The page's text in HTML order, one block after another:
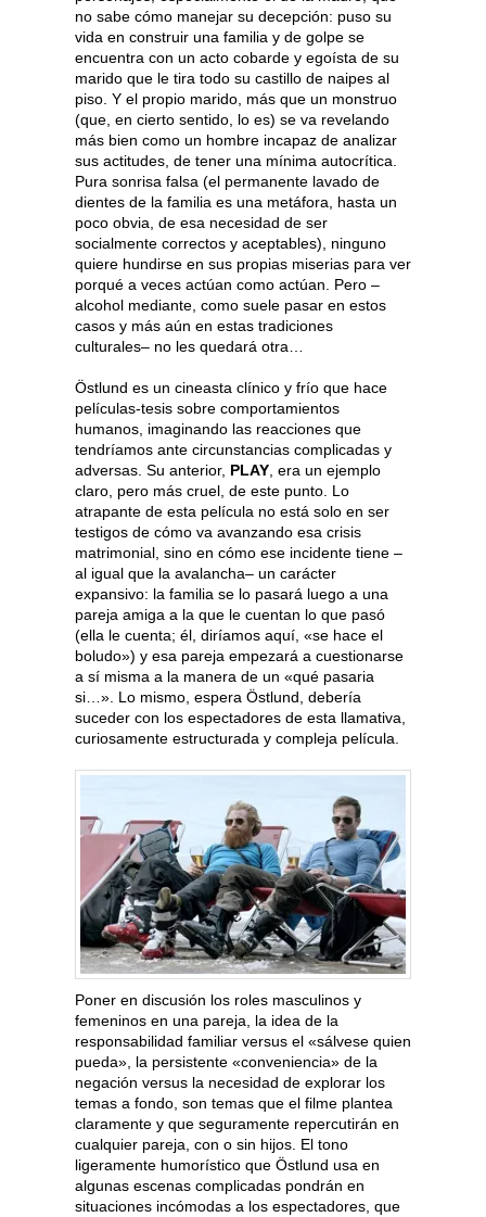
no sabe cómo manejar su decepción: puso su
vida en construir una familia y de golpe se
encuentra con un acto cobarde y egoísta de su
marido que le tira todo su castillo de naipes al
piso. Y el propio marido, más que un monstruo
(que, en cierto sentido, lo es) se va revelando
más bien como un hombre incapaz de analizar
sus actitudes, de tener una mínima autocrítica.
Pura sonrisa falsa (el permanente lavado de
dientes de la familia es una metáfora, hasta un
poco obvia, de esa necesidad de ser
socialmente correctos y aceptables), ninguno
quiere hundirse en sus propias miserias para ver
porqué a veces actúan como actúan. Pero –
alcohol mediante, como suele pasar en estos
casos y más aún en estas tradiciones
culturales– no les quedará otra…
Östlund es un cineasta clínico y frío que hace
películas-tesis sobre comportamientos
humanos, imaginando las reacciones que
tendríamos ante circunstancias complicadas y
adversas. Su anterior, PLAY , era un ejemplo
claro, pero más cruel, de este punto. Lo
atrapante de esta película no está solo en ser
testigos de cómo va avanzando esa crisis
matrimonial, sino en cómo ese incidente tiene –
al igual que la avalancha– un carácter
expansivo: la familia se lo pasará luego a una
pareja amiga a la que le cuentan lo que pasó
(ella le cuenta; él, diríamos aquí, «se hace el
boludo») y esa pareja empezará a cuestionarse
a sí misma a la manera de un «qué pasaria
si…». Lo mismo, espera Östlund, debería
suceder con los espectadores de esta llamativa,
curiosamente estructurada y compleja película.
Poner en discusión los roles masculinos y
femeninos en una pareja, la idea de la
responsabilidad familiar versus el «sálvese quien
pueda», la persistente «conveniencia» de la
negación versus la necesidad de explorar los
temas a fondo, son temas que el filme plantea
claramente y que seguramente repercutirán en
cualquier pareja, con o sin hijos. El tono
ligeramente humorístico que Östlund usa en
algunas escenas complicadas pondrán en
situaciones incómodas a los espectadores, que